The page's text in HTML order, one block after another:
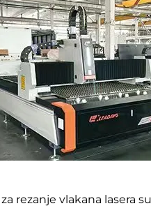
rezanje vlakana lasera